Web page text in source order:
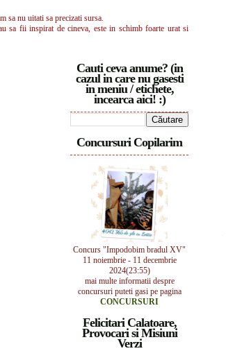
sa nu uitati sa precizati sursa.
sa fii inspirat de cineva, este in schimb foarte urat si
Cauti ceva anume? (in
cazul in care nu gasesti
in meniu / etichete,
incearca aici! :)
Concursuri Copilarim
Concurs "Impodobim bradul XV"
11 noiembrie - 11 decembrie
2024(23:55)
mai multe informatii despre
concursuri puteti gasi pe pagina
CONCURSURI
Felicitari Calatoare,
Provocari si Misiuni
Verzi